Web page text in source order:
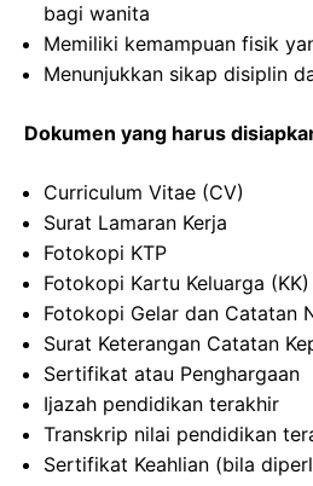
bagi wanita
Memiliki kemampuan fisik
Menunjukkan sikap disiplin
Dokumen yang harus
Curriculum Vitae (CV)
Surat Lamaran Kerja
Fotokopi KTP
Fotokopi Kartu Keluarga (KK)
Fotokopi Gelar dan Catatan
Surat Keterangan Catatan
Sertifikat atau Penghargaan
Ijazah pendidikan terakhir
Transkrip nilai pendidikan
Sertifikat Keahlian (bila